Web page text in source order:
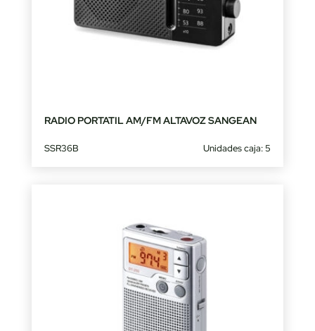
RADIO PORTATIL AM/FM ALTAVOZ SANGEAN
SSR36B Unidades caja: 5